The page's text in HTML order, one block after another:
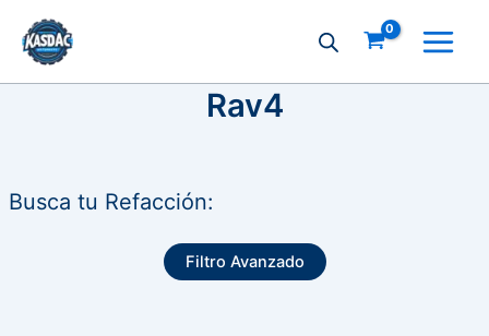
contenido
Rav4
Busca tu Refacción:
Filtro Avanzado